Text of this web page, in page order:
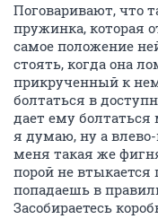
Поговаривают, что
пружинка, которая
самое положение
стоять, когда она
прикрученный к
болтаться в
дает ему
я думаю, ну а
меня такая же
порой не втыкается
попадаешь в
Засобираетесь